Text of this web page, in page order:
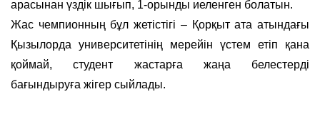
арасынан үздік шығып, 1-орынды иеленген болатын.
Жас чемпионның бұл жетістігі – Қорқыт ата атындағы
Қызылорда университетінің мерейін үстем етіп қана
қоймай, студент жастарға жаңа белестерді
бағындыруға жігер сыйлады.